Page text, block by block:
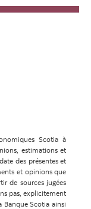
Scotia à
estimations et
des présentes et
et opinions que
de sources jugées
pas, explicitement
Scotia ainsi